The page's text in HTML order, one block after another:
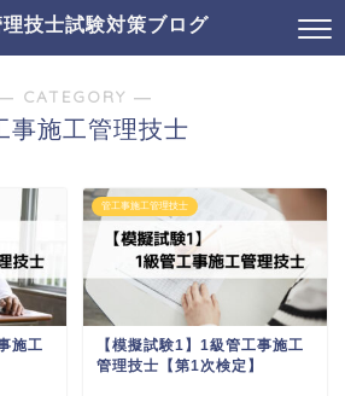
技士試験対策ブログ
CATEGORY ―
事施工管理技士
施工
管工事施工管理技士
【模擬試験1】1級管工事施工
管理技士【第1次検定】